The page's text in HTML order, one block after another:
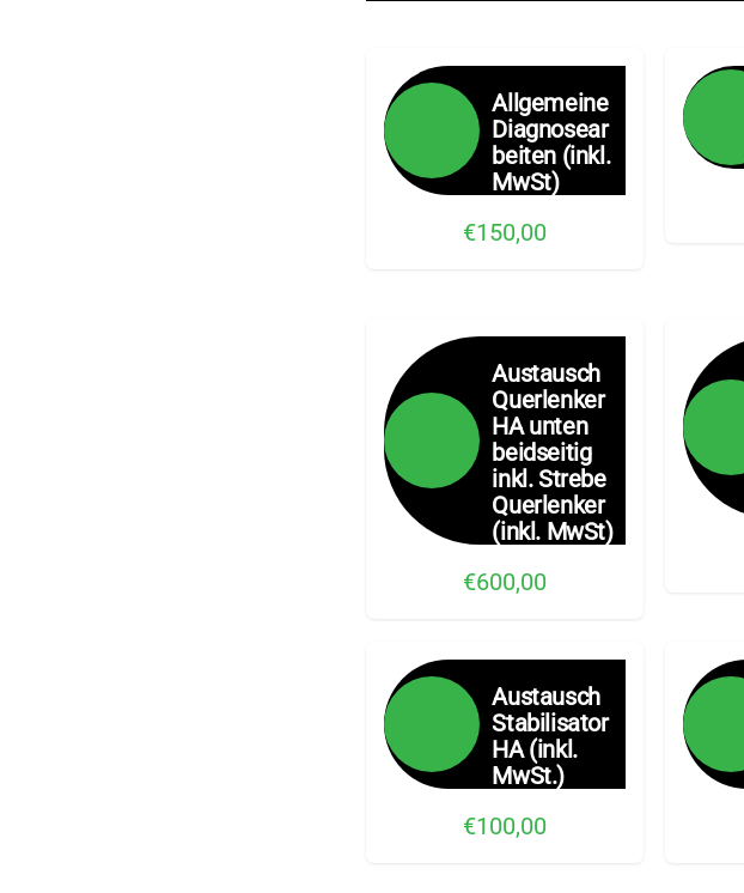
Allgemeine
Diagnosear
beiten (inkl.
MwSt)
€150,00
Austausch
Querlenker
HA unten
beidseitig
inkl. Strebe
Querlenker
(inkl. MwSt)
€600,00
Austausch
Stabilisator
HA (inkl.
MwSt.)
€100,00